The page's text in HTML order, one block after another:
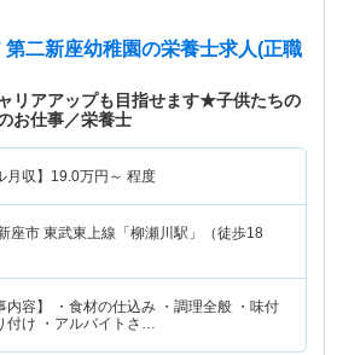
二新座幼稚園の栄養士求人(正職
リアアップも目指せます★子供たちの
お仕事／栄養士
月収】 19.0万円～ 程度
座市 東武東上線「柳瀬川駅」（徒歩18
内容】 ・食材の仕込み ・調理全般 ・味付
付け ・アルバイトさ…